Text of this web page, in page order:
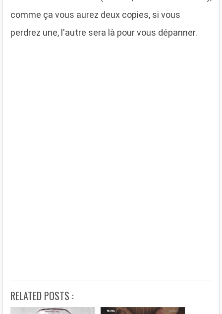
comme ça vous aurez deux copies, si vous
perdrez une, l'autre sera là pour vous dépanner.
RELATED POSTS :